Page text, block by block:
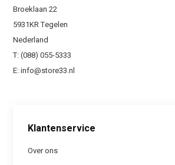
Klantenservice
Over ons
Broeklaan 22
5931KR Tegelen
Nederland
T: (088) 055-5333
E:info@store33.nl